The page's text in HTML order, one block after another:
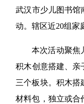
武汉市少儿图书馆
动。辖区近20组家
本次活动聚焦
积木创意搭建、亲
三个板块。积木搭
材料包，独立或合